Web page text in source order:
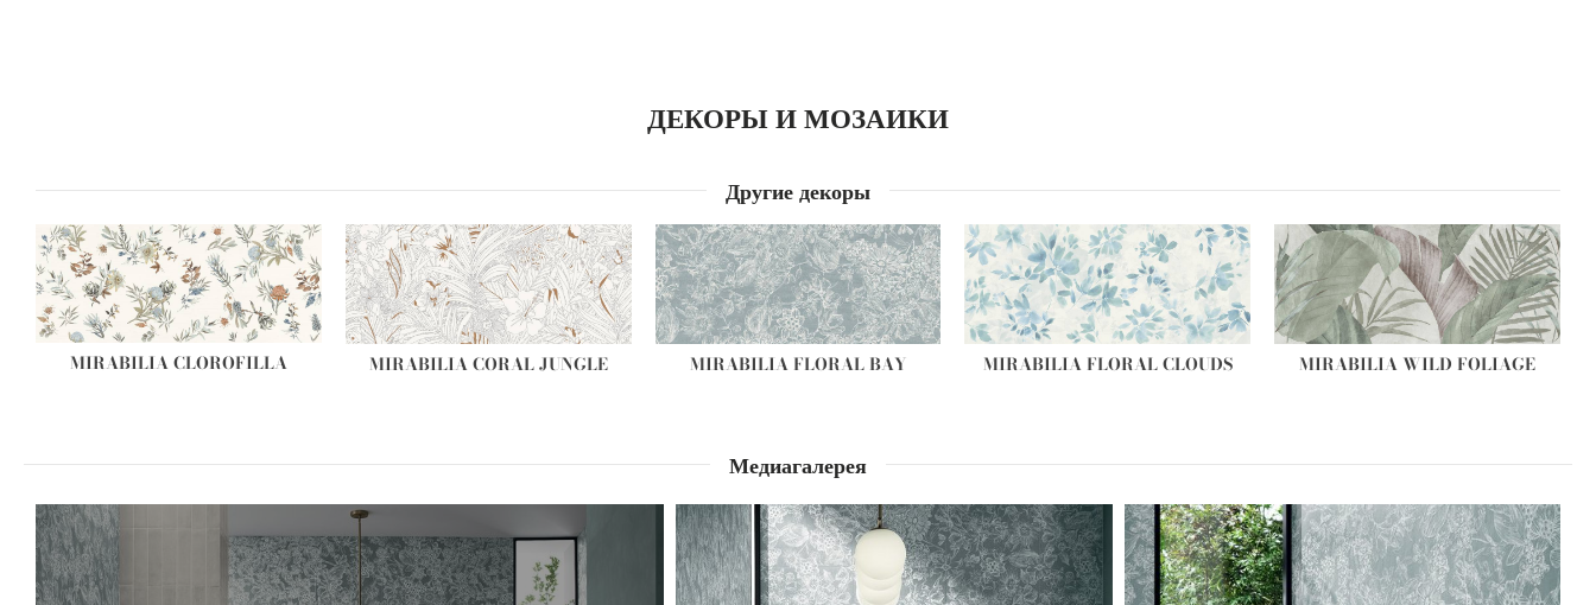
Медиагалерея
ДЕКОРЫ И МОЗАИКИ
Другие декоры
MIRABILIA CLOROFILLA MIRABILIA CORAL JUNGLE MIRABILIA FLORAL BAY MIRABILIA FLORAL CLOUDS MIRABILIA WILD FOLIAGE